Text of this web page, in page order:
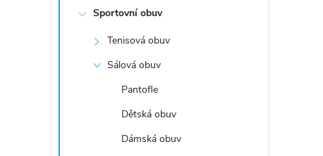
Sportovní obuv
Tenisová obuv
Sálová obuv
Pantofle
Dětská obuv
Dámská obuv